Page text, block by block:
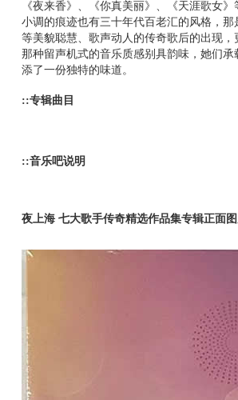
《夜来香》、《你真美丽》、《天涯歌女
小调的痕迹也有三十年代百老汇的风格，
等美貌聪慧、歌声动人的传奇歌后的出现，
那种留声机式的音乐质感别具韵味，她们
添了一份独特的味道。
::专辑曲目
::音乐吧说明
夜上海 七大歌手传奇精选作品集专辑正面